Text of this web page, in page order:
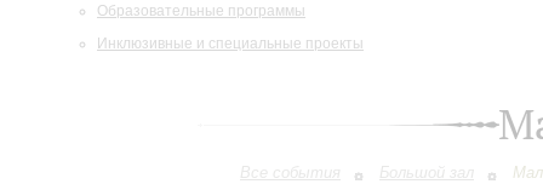
Образовательные программы
Инклюзивные и специальные проекты
Все события Большой зал